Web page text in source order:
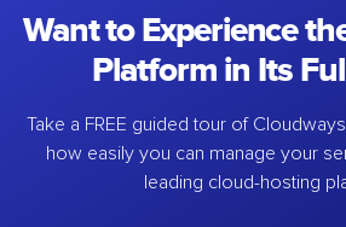
Want to Experience
Platform in Its
Take a FREE guided tour of
how easily you can manage your
leading cloud-hosting